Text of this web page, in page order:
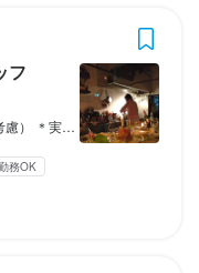
フ
自転車通勤の方は大歓迎！
務OK
決定いたします。
25万円
30万円
。
。
円
万円
万円
25万円
30万円
大学二年生在籍）
ルバイト・ホールスタ
楽しみながらホール業
大学二年生在籍）
をきちんと評価したい
トの平均時給)
の大学二年生在籍）
をきちんと評価したい
トの平均時給)